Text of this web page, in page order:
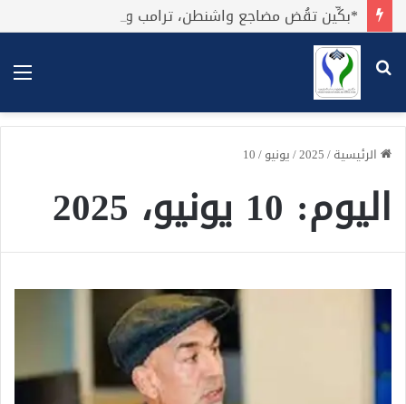
بحث
عن
الرئيسية/
2025
/يونيو/
10
اليوم: 10 يونيو، 2025